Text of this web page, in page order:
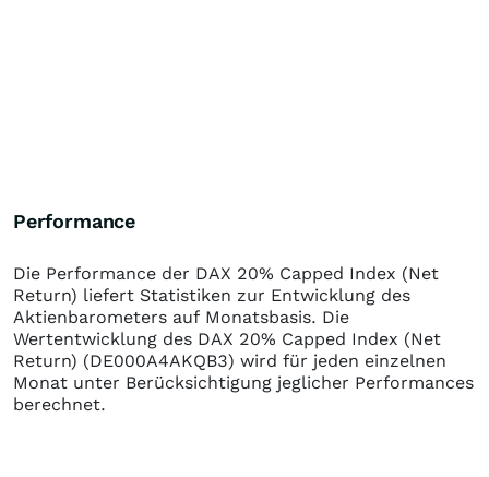
Performance
Die Performance der DAX 20% Capped Index (Net
Return) liefert Statistiken zur Entwicklung des
Aktienbarometers auf Monatsbasis. Die
Wertentwicklung des DAX 20% Capped Index (Net
Return) (DE000A4AKQB3) wird für jeden einzelnen
Monat unter Berücksichtigung jeglicher Performances
berechnet.